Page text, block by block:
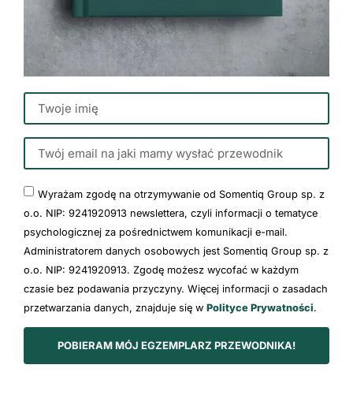
Wyrażam zgodę na otrzymywanie od Somentiq Group sp. z
o.o. NIP: 9241920913 newslettera, czyli informacji o tematyce
psychologicznej za pośrednictwem komunikacji e-mail.
Administratorem danych osobowych jest Somentiq Group sp. z
o.o. NIP: 9241920913. Zgodę możesz wycofać w każdym
czasie bez podawania przyczyny. Więcej informacji o zasadach
przetwarzania danych, znajduje się w Polityce Prywatności.
POBIERAM MÓJ EGZEMPLARZ PRZEWODNIKA!